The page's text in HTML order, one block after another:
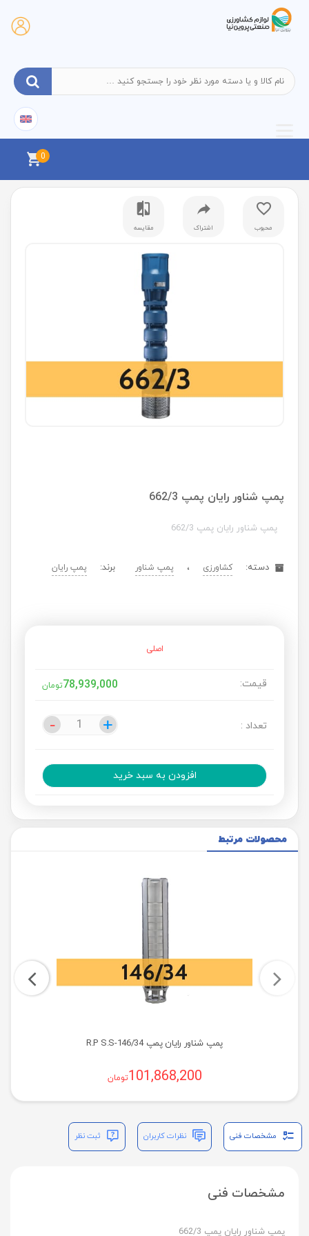
0
محبوب اشتراک مقایسه
پمپ شناور رایان پمپ 662/3
پمپ شناور رایان پمپ 662/3
دسته: کشاورزی ، پمپ شناور برند: پمپ رایان
اصلی
قیمت: 78,939,000تومان
تعداد : +
- +
-
افزودن به سبد خرید
محصولات مرتبط
پمپ شناور رایان پمپ R.P S.S-146/34
101,868,200تومان
مشخصات فنی نظرات کاربران ثبت نظر
مشخصات فنی
پمپ شناور رایان پمپ 662/3